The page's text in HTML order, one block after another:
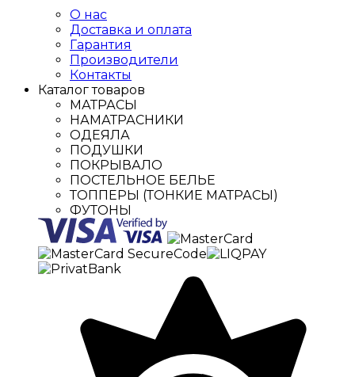
О нас
Доставка и оплата
Гарантия
Производители
Контакты
Каталог товаров
МАТРАСЫ
НАМАТРАСНИКИ
ОДЕЯЛА
ПОДУШКИ
ПОКРЫВАЛО
ПОСТЕЛЬНОЕ БЕЛЬЕ
ТОППЕРЫ (ТОНКИЕ МАТРАСЫ)
ФУТОНЫ